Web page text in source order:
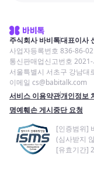
주식회사 바비톡대표이사
사업자등록번호 836-86-
통신판매업신고번호
서울특별시 서초구 강남대
이메일 cs@babitalk.com
서비스 이용약관개인정보
명예훼손 게시중단 요청
[인증범위]
(심사받지
[유효기간]